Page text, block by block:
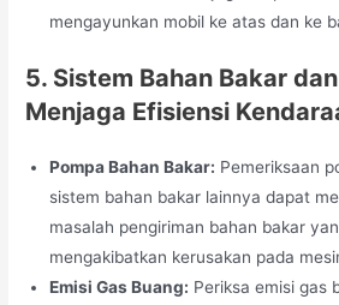
mengayunkan mobil ke atas dan ke
5. Sistem Bahan Bakar
Menjaga Efisiensi
Pompa Bahan Bakar: Pemeriksaan
sistem bahan bakar lainnya dapat
masalah pengiriman bahan bakar
mengakibatkan kerusakan pada
Emisi Gas Buang: Periksa emisi gas